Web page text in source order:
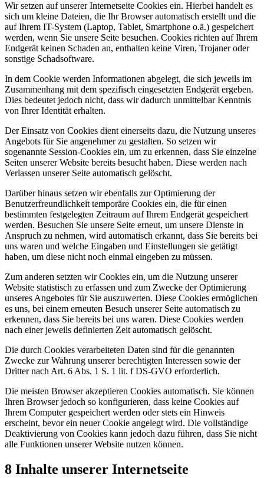
Wir setzen auf unserer Internetseite Cookies ein. Hierbei handelt es
sich um kleine Dateien, die Ihr Browser automatisch erstellt und die
auf Ihrem IT-System (Laptop, Tablet, Smartphone o.ä.) gespeichert
werden, wenn Sie unsere Seite besuchen. Cookies richten auf Ihrem
Endgerät keinen Schaden an, enthalten keine Viren, Trojaner oder
sonstige Schadsoftware.
In dem Cookie werden Informationen abgelegt, die sich jeweils im
Zusammenhang mit dem spezifisch eingesetzten Endgerät ergeben.
Dies bedeutet jedoch nicht, dass wir dadurch unmittelbar Kenntnis
von Ihrer Identität erhalten.
Der Einsatz von Cookies dient einerseits dazu, die Nutzung unseres
Angebots für Sie angenehmer zu gestalten. So setzen wir
sogenannte Session-Cookies ein, um zu erkennen, dass Sie einzelne
Seiten unserer Website bereits besucht haben. Diese werden nach
Verlassen unserer Seite automatisch gelöscht.
Darüber hinaus setzen wir ebenfalls zur Optimierung der
Benutzerfreundlichkeit temporäre Cookies ein, die für einen
bestimmten festgelegten Zeitraum auf Ihrem Endgerät gespeichert
werden. Besuchen Sie unsere Seite erneut, um unsere Dienste in
Anspruch zu nehmen, wird automatisch erkannt, dass Sie bereits bei
uns waren und welche Eingaben und Einstellungen sie getätigt
haben, um diese nicht noch einmal eingeben zu müssen.
Zum anderen setzten wir Cookies ein, um die Nutzung unserer
Website statistisch zu erfassen und zum Zwecke der Optimierung
unseres Angebotes für Sie auszuwerten. Diese Cookies ermöglichen
es uns, bei einem erneuten Besuch unserer Seite automatisch zu
erkennen, dass Sie bereits bei uns waren. Diese Cookies werden
nach einer jeweils definierten Zeit automatisch gelöscht.
Die durch Cookies verarbeiteten Daten sind für die genannten
Zwecke zur Wahrung unserer berechtigten Interessen sowie der
Dritter nach Art. 6 Abs. 1 S. 1 lit. f DS-GVO erforderlich.
Die meisten Browser akzeptieren Cookies automatisch. Sie können
Ihren Browser jedoch so konfigurieren, dass keine Cookies auf
Ihrem Computer gespeichert werden oder stets ein Hinweis
erscheint, bevor ein neuer Cookie angelegt wird. Die vollständige
Deaktivierung von Cookies kann jedoch dazu führen, dass Sie nicht
alle Funktionen unserer Website nutzen können.
8 Inhalte unserer Internetseite